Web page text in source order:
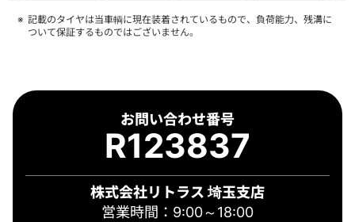
お問い合わせ番号
R123837
株式会社リトラス 埼玉支店
営業時間：9:00～18:00
記載のタイヤは当車輌に現在装着されているもので、負荷能力、残溝に
ついて保証するものではございません。